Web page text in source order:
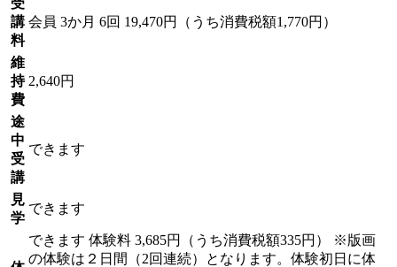
講
料
会員 3か月 6回 19,470円（うち消費税額1,770円）
維
持
費
2,640円
途
中
受
講
できます
見
学
できます
できます 体験料 3,685円（うち消費税額335円）
※版画
の体験は２日間（2回連続）となります。体験初日に体